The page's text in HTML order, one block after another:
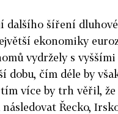
dalšího šíření
ekonomiky
vydržely s
dobu, čím déle by
více by trh věřil, že
Řecko,